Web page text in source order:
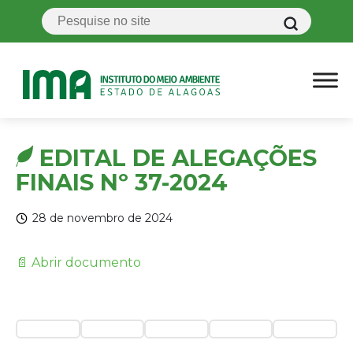
EDITAL DE ALEGAÇÕES
FINAIS Nº 37-2024
28 de novembro de 2024
📄 Abrir documento